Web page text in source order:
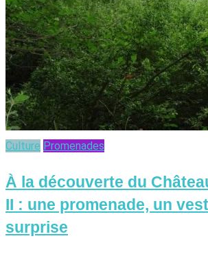
Culture Promenades
À la découverte du
II : une promenade, un
surprise